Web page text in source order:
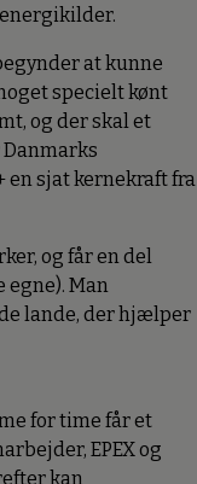
at kunne
specielt kønt
og der skal et
sjat kernekraft fra
og får en del
Man
lande, der hjælper
for time får et
EPEX og
kan